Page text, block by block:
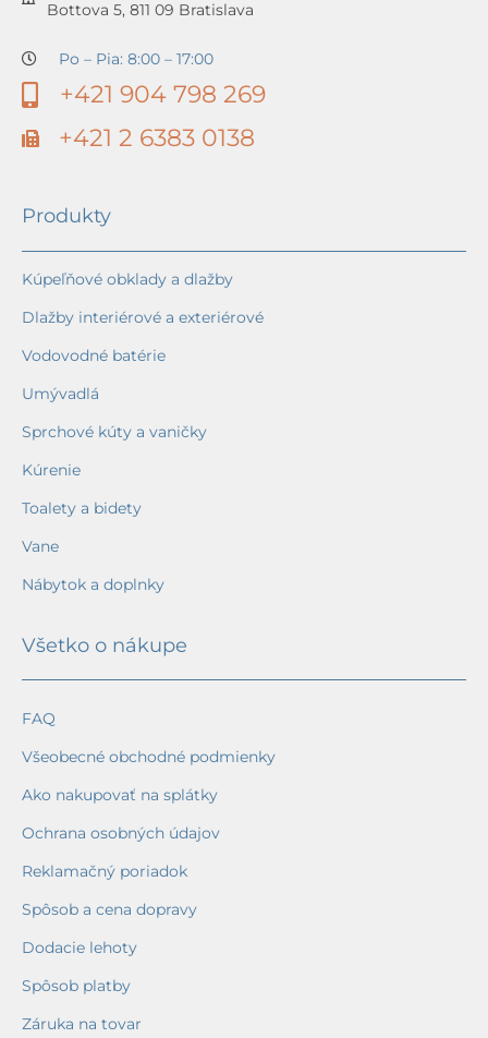
Bottova 5, 811 09 Bratislava
Po – Pia: 8:00 – 17:00
+421 904 798 269
+421 2 6383 0138
Produkty
Kúpeľňové obklady a dlažby
Dlažby interiérové a exteriérové
Vodovodné batérie
Umývadlá
Sprchové kúty a vaničky
Kúrenie
Toalety a bidety
Vane
Nábytok a doplnky
Všetko o nákupe
FAQ
Všeobecné obchodné podmienky
Ako nakupovať na splátky
Ochrana osobných údajov
Reklamačný poriadok
Spôsob a cena dopravy
Dodacie lehoty
Spôsob platby
Záruka na tovar